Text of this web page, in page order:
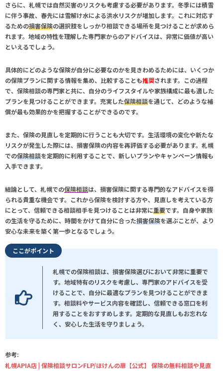
さらに、札幌では自然災害のリスクも考慮する必要があります。冬季には積雪
に伴う事故、春先には雪解け水による洪水リスクが増加します。これに対応す
るための損害保険の選択肢をしっかり相談できる場所を見つけることが求めら
れます。地域の特性を理解した専門家からのアドバイスは、非常に価値が高い
といえるでしょう。
具体的にどのような保険が自分に必要なのかを見きわめるためには、いくつか
の保険プランに関する情報を集め、比較することも推奨されます。この過程
で、保険相談の専門家と共に、自分のライフスタイルや家族構成に最も適した
プランを見つけることができます。充実した保険相談を通じて、どのような補
償が最も効果的かを把握することができるのです。
また、保険の見直しを定期的に行うことも大切です。生活環境の変化や新たな
リスクが発生した際には、損害保険の内容を再評価する必要があります。札幌
での保険相談を定期的に利用することで、新しいプランやキャンペーン情報も
入手できます。
結論として、札幌での保険相談は、損害保険に関する専門的なアドバイスを得
られる貴重な機会です。これから保険を検討する方や、見直しを考えている方
にとって、信頼できる相談相手を見つけることは非常に重要です。自身や家族
の生活を守るために、時間をかけて自分に合った損害保険を選ぶことが、より
安心な未来を築く第一歩となるでしょう。
ここがポイント
札幌での保険相談は、損害保険選びにおいて非常に重要で
す。地域特有のリスクを考慮し、専門家のアドバイスを受
けることで、自分に最適なプランを見つけることができま
す。相談料やサービス内容を確認し、信頼できる窓口を利
用することをおすすめします。定期的な見直しもお忘れな
く、安心した生活を守りましょう。
参考:
札幌APIA店 | 保険相談サロンFLP/ほけんの扉【公式】 保険の無料相談や見直